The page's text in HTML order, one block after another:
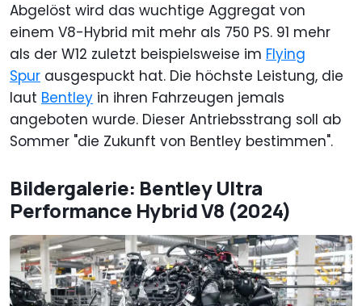
Abgelöst wird das wuchtige Aggregat von
einem V8-Hybrid mit mehr als 750 PS. 91 mehr
als der W12 zuletzt beispielsweise im Flying
Spur ausgespuckt hat. Die höchste Leistung, die
laut Bentley in ihren Fahrzeugen jemals
angeboten wurde. Dieser Antriebsstrang soll ab
Sommer "die Zukunft von Bentley bestimmen".
Bildergalerie: Bentley Ultra
Performance Hybrid V8 (2024)